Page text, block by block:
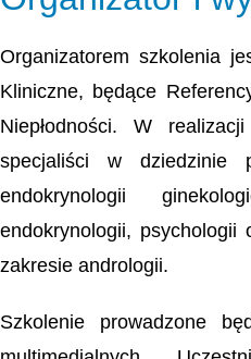
Organizatorem szkolenia
Kliniczne, będące
Niepłodności. W
specjaliści w dziedzinie
endokrynologii
endokrynologii, psychologii
zakresie andrologii.
Szkolenie prowadzone